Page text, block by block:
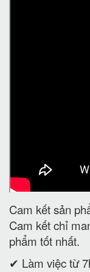
Cam kết sản
Cam kết chỉ
phẩm tốt nhất.
✔ Làm việc từ